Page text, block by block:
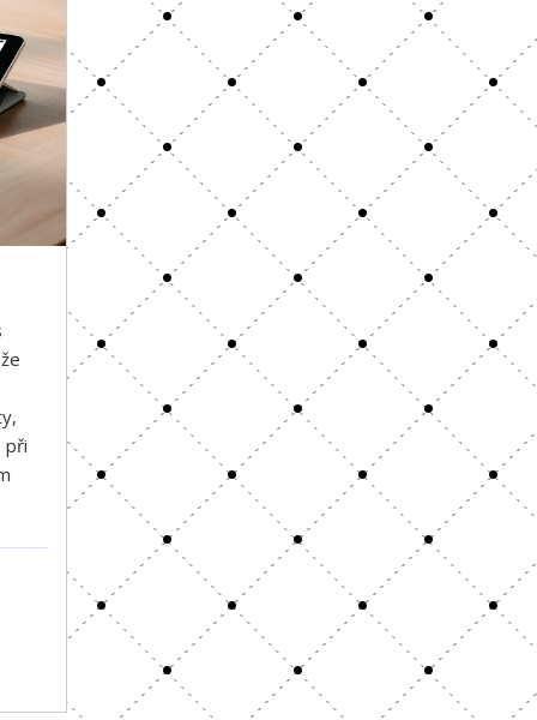
při